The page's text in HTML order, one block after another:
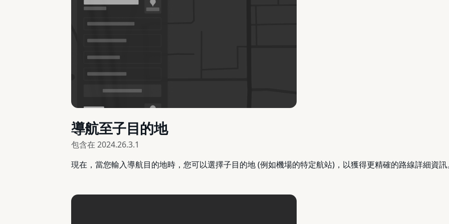
導航至子目的地
包含在2024.26.3.1
現在，當您輸入導航目的地時，您可以選擇子目的地 (例如機場的特定航站)，以獲得更精確的路線詳細資訊